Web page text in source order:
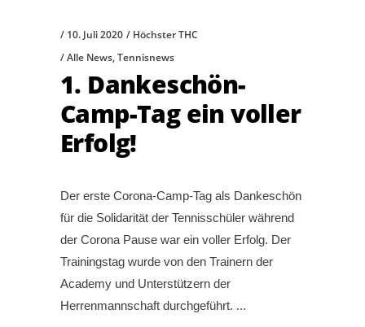
10. Juli 2020
Höchster THC
Alle News,Tennisnews
1. Dankeschön-
Camp-Tag ein voller
Erfolg!
Der erste Corona-Camp-Tag als Dankeschön
für die Solidarität der Tennisschüler während
der Corona Pause war ein voller Erfolg. Der
Trainingstag wurde von den Trainern der
Academy und Unterstützern der
Herrenmannschaft durchgeführt.